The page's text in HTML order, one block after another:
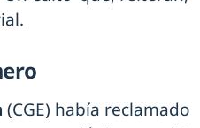
(CGE) había reclamado